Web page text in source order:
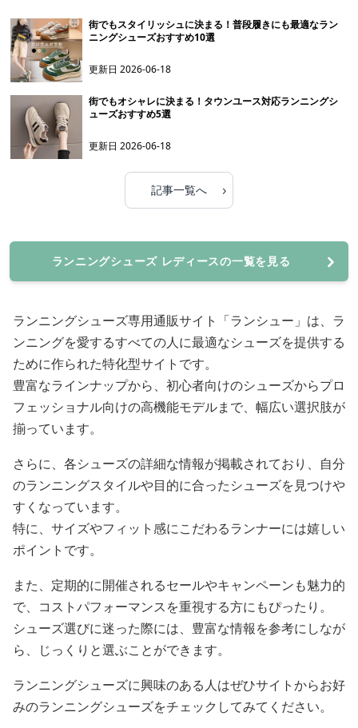
街でもスタイリッシュに決まる！普段履きにも最適なラン
ニングシューズおすすめ10選
更新日2026-06-18
街でもオシャレに決まる！タウンユース対応ランニングシ
ューズおすすめ5選
更新日2026-06-18
記事一覧へ ›
ランニングシューズ レディースの一覧を見る
ランニングシューズ専用通販サイト「ランシュー」は、ラ
ンニングを愛するすべての人に最適なシューズを提供する
ために作られた特化型サイトです。
豊富なラインナップから、初心者向けのシューズからプロ
フェッショナル向けの高機能モデルまで、幅広い選択肢が
揃っています。
さらに、各シューズの詳細な情報が掲載されており、自分
のランニングスタイルや目的に合ったシューズを見つけや
すくなっています。
特に、サイズやフィット感にこだわるランナーには嬉しい
ポイントです。
また、定期的に開催されるセールやキャンペーンも魅力的
で、コストパフォーマンスを重視する方にもぴったり。
シューズ選びに迷った際には、豊富な情報を参考にしなが
ら、じっくりと選ぶことができます。
ランニングシューズに興味のある人はぜひサイトからお好
みのランニングシューズをチェックしてみてください。